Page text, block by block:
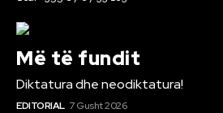
Më të fundit
Diktatura dhe neodiktatura!
EDITORIAL 7 Gusht 2026